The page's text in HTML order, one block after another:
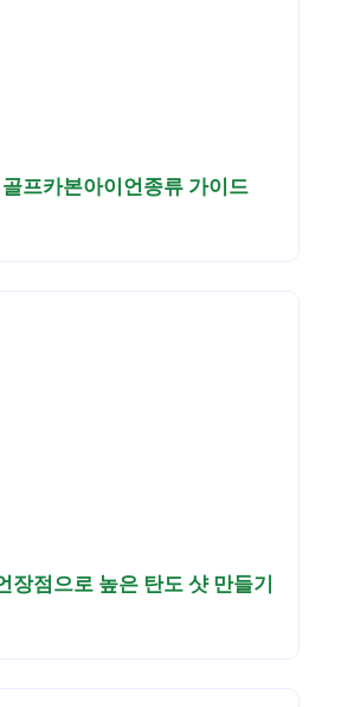
프카본아이언종류 가이드
장점으로 높은 탄도 샷 만들기